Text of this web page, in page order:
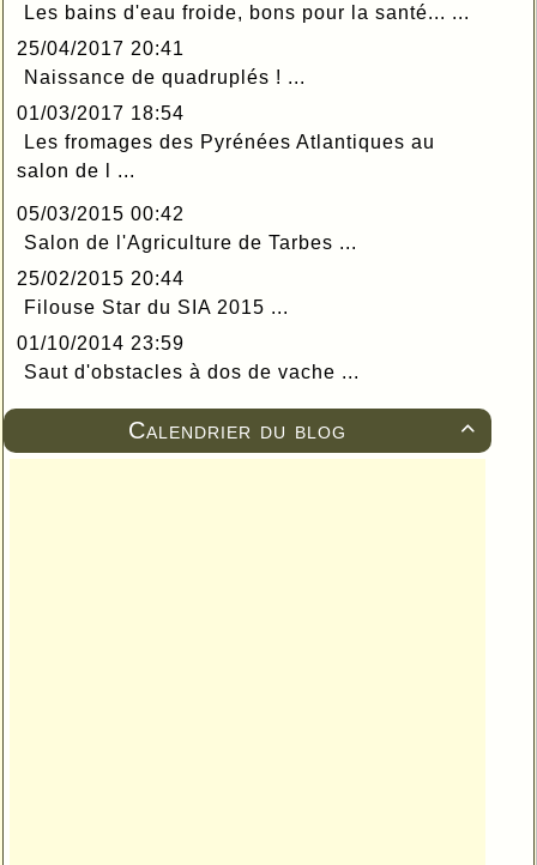
Les bains d'eau froide, bons pour la santé... ...
25/04/2017 20:41
Naissance de quadruplés ! ...
01/03/2017 18:54
Les fromages des Pyrénées Atlantiques au
salon de l ...
05/03/2015 00:42
Salon de l'Agriculture de Tarbes ...
25/02/2015 20:44
Filouse Star du SIA 2015 ...
01/10/2014 23:59
Saut d'obstacles à dos de vache ...

Calendrier du blog